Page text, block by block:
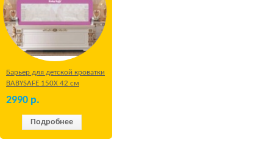
Барьер для детской кроватки
BABYSAFE 150Х 42 см
Бежевый
2990 р.
Подробнее